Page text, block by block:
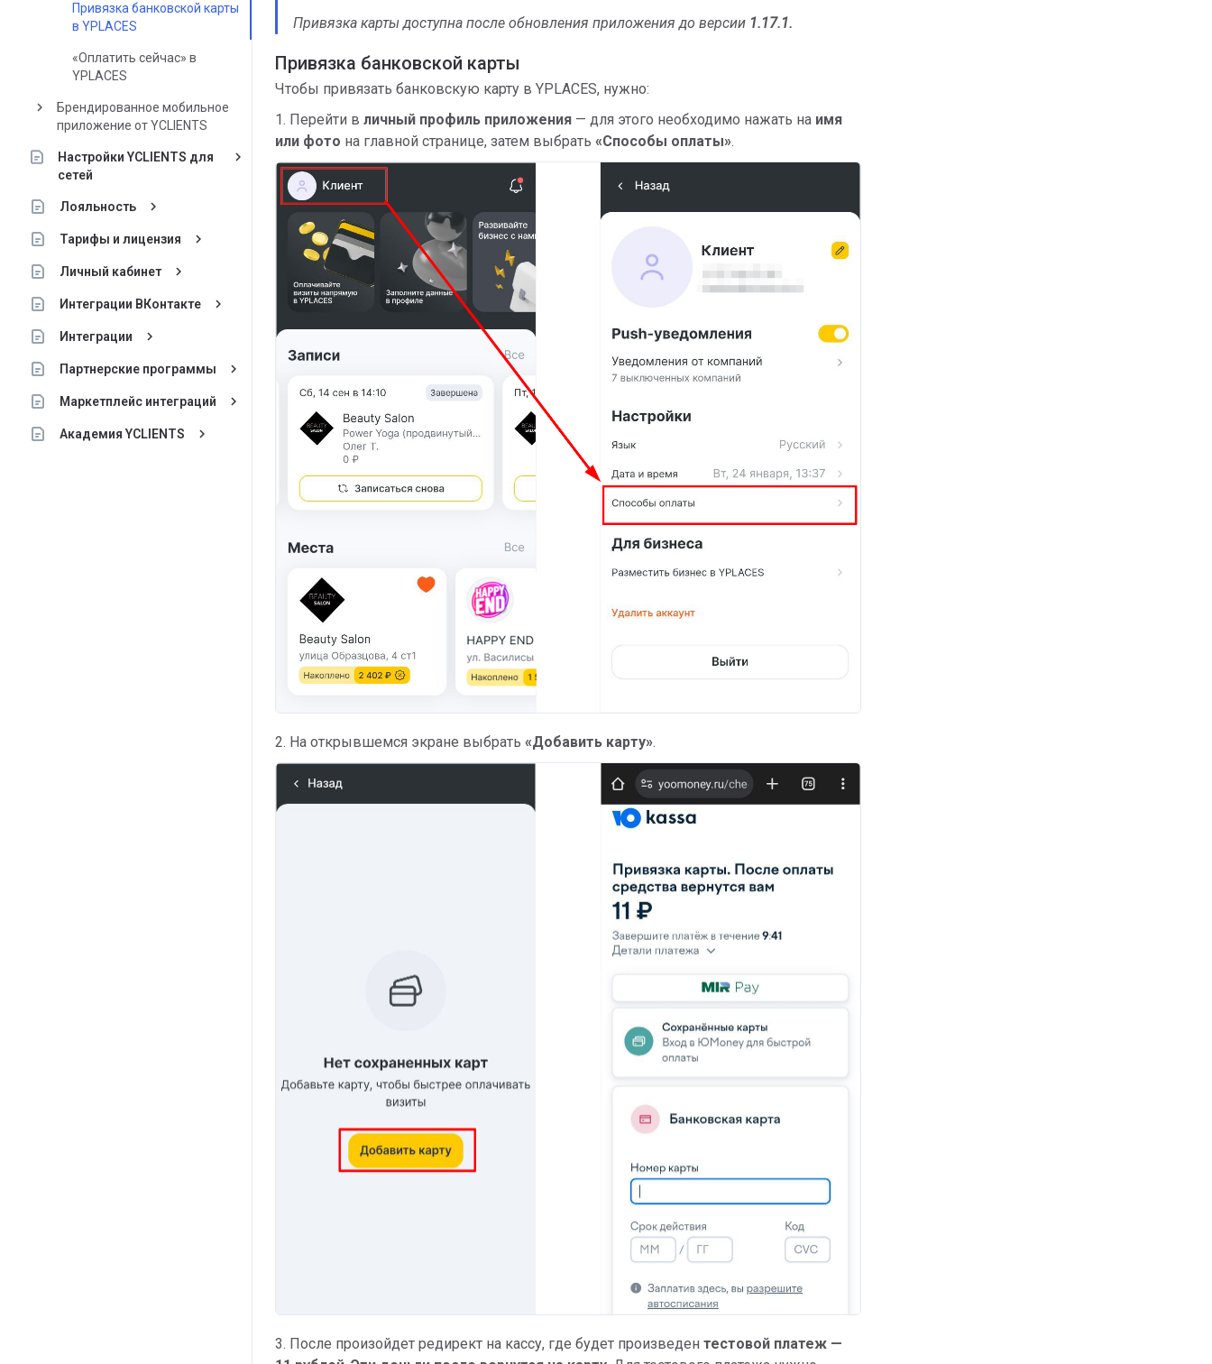
Привязка банковской карты
в YPLACES
«Оплатить сейчас» в
YPLACES
keyboard_arrow_right
Брендированное мобильное
приложение от YCLIENTS
Настройки YCLIENTS для
сетей
keyboard_arrow_right
Лояльность keyboard_arrow_right
Тарифы и лицензия keyboard_arrow_right
Личный кабинет keyboard_arrow_right
Интеграции ВКонтакте keyboard_arrow_right
Интеграции keyboard_arrow_right
Партнерские программы keyboard_arrow_right
Маркетплейс интеграций keyboard_arrow_right
Академия YCLIENTS keyboard_arrow_right
Привязка карты доступна после обновления приложения до версии 1.17.1.
Привязка банковской карты
Чтобы привязать банковскую карту в YPLACES, нужно:
1. Перейти в личный профиль приложения — для этого необходимо нажать на имя
или фото на главной странице, затем выбрать «Способы оплаты».
2. На открывшемся экране выбрать «Добавить карту».
3. После произойдет редирект на кассу, где будет произведен тестовой платеж —